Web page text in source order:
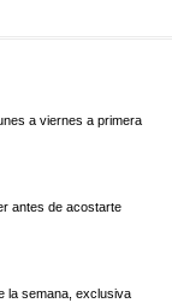
a viernes a primera
antes de acostarte
la semana, exclusiva